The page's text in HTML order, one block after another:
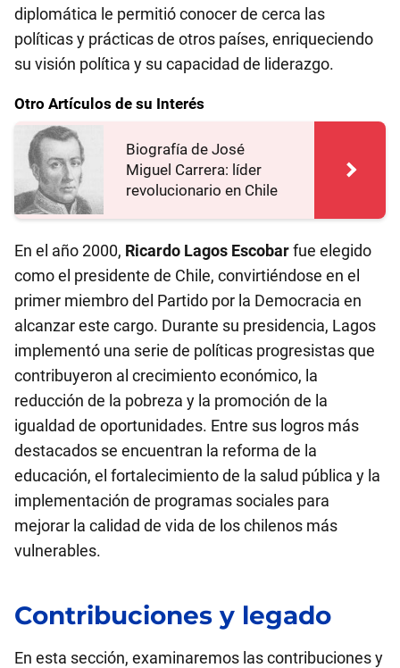
diplomática le permitió conocer de cerca las
políticas y prácticas de otros países, enriqueciendo
su visión política y su capacidad de liderazgo.
Otro Artículos de su Interés
Biografía de José
Miguel Carrera: líder
revolucionario en Chile
En el año 2000, Ricardo Lagos Escobarfue elegido
como el presidente de Chile, convirtiéndose en el
primer miembro del Partido por la Democracia en
alcanzar este cargo. Durante su presidencia, Lagos
implementó una serie de políticas progresistas que
contribuyeron al crecimiento económico, la
reducción de la pobreza y la promoción de la
igualdad de oportunidades. Entre sus logros más
destacados se encuentran la reforma de la
educación, el fortalecimiento de la salud pública y la
implementación de programas sociales para
mejorar la calidad de vida de los chilenos más
vulnerables.
Contribuciones y legado
En esta sección, examinaremos las contribuciones y